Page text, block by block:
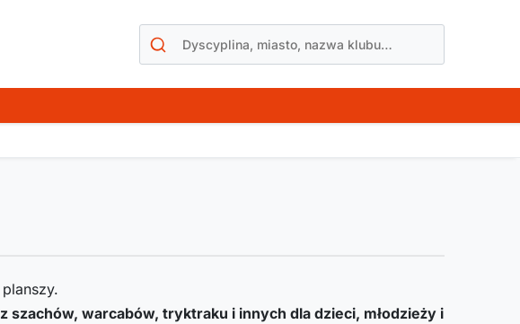
szachów, warcabów, tryktraku i innych dla dzieci, młodzieży i